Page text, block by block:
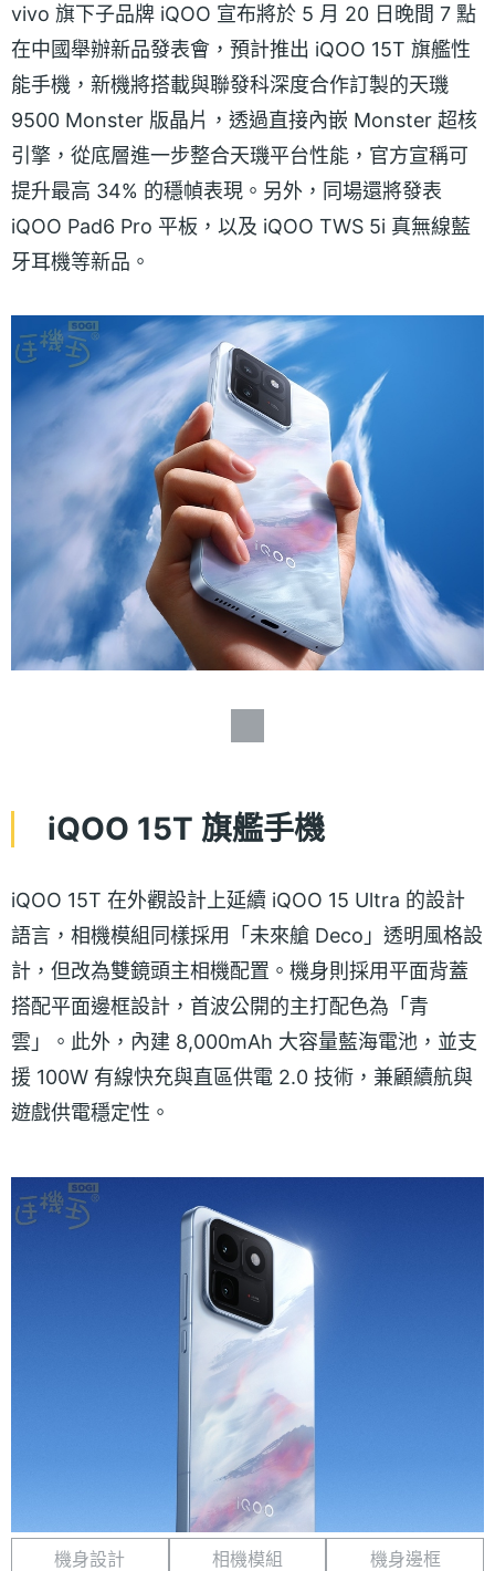
vivo 旗下子品牌 iQOO 宣布將於 5 月 20 日晚間 7 點
在中國舉辦新品發表會，預計推出 iQOO 15T 旗艦性
能手機，新機將搭載與聯發科深度合作訂製的天璣
9500 Monster 版晶片，透過直接內嵌 Monster 超核
引擎，從底層進一步整合天璣平台性能，官方宣稱可
提升最高 34% 的穩幀表現。另外，同場還將發表
iQOO Pad6 Pro 平板，以及 iQOO TWS 5i 真無線藍
牙耳機等新品。
iQOO 15T 旗艦手機
iQOO 15T 在外觀設計上延續 iQOO 15 Ultra 的設計
語言，相機模組同樣採用「未來艙 Deco」透明風格設
計，但改為雙鏡頭主相機配置。機身則採用平面背蓋
搭配平面邊框設計，首波公開的主打配色為「青
雲」。此外，內建 8,000mAh 大容量藍海電池，並支
援 100W 有線快充與直區供電 2.0 技術，兼顧續航與
遊戲供電穩定性。
機身設計 相機模組 機身邊框